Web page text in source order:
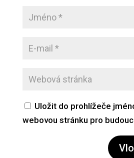
Uložit do prohlížeče
webovou stránku pro